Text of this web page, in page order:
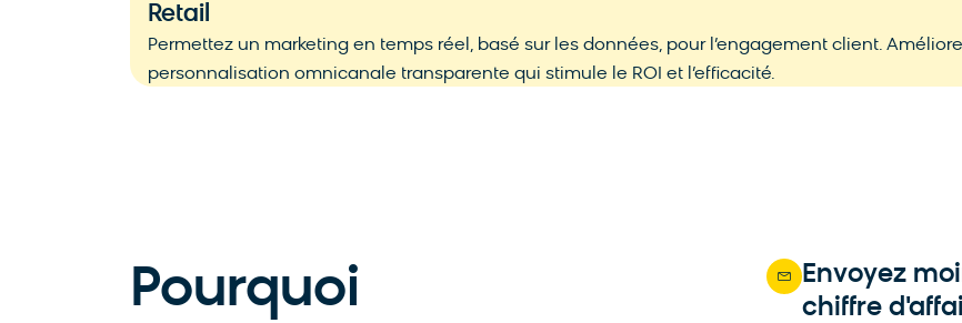
Retail
Permettez un marketing en temps réel, basé sur les données, pour l’engagement client.
personnalisation omnicanale transparente qui stimule le ROI et l’efficacité.
Pourquoi
Envoyez
chiffre